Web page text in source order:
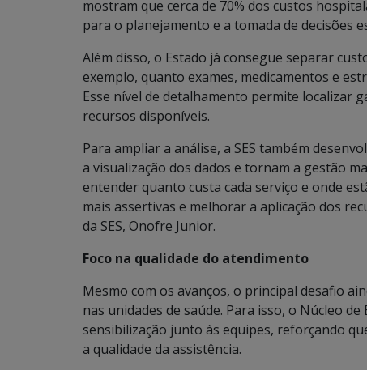
mostram que cerca de 70% dos custos
para o planejamento e a tomada de decisões
Além disso, o Estado já consegue separar
exemplo, quanto exames, medicamentos e
Esse nível de detalhamento permite localizar
recursos disponíveis.
Para ampliar a análise, a SES também
a visualização dos dados e tornam a gestão
entender quanto custa cada serviço e onde
mais assertivas e melhorar a aplicação dos
da SES, Onofre Junior.
Foco na qualidade do atendimento
Mesmo com os avanços, o principal desafio
nas unidades de saúde. Para isso, o Núcleo
sensibilização junto às equipes, reforçando
a qualidade da assistência.